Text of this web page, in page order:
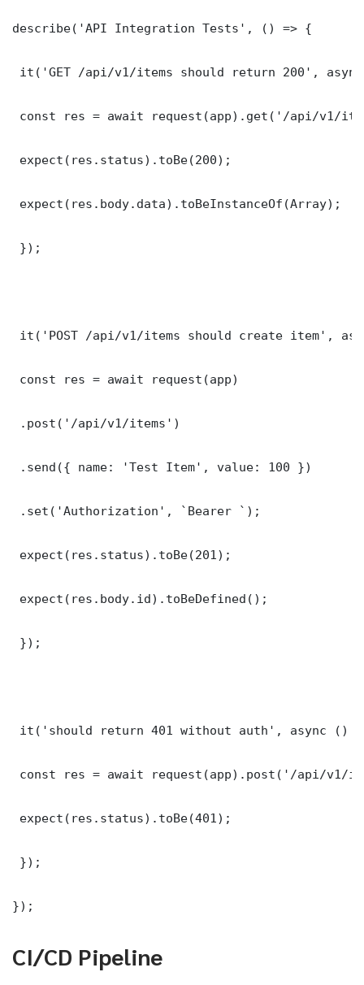
describe('API Integration Tests', () => {
it('GET /api/v1/items should return 200',
const res = await request(app).get('/api/v1/
expect(res.status).toBe(200);
expect(res.body.data).toBeInstanceOf(Array);
});
it('POST /api/v1/items should create item',
const res = await request(app)
.post('/api/v1/items')
.send({ name: 'Test Item', value: 100 })
.set('Authorization', `Bearer `);
expect(res.status).toBe(201);
expect(res.body.id).toBeDefined();
});
it('should return 401 without auth', async ()
const res = await request(app).post('/api/v1/
expect(res.status).toBe(401);
});
});
CI/CD Pipeline